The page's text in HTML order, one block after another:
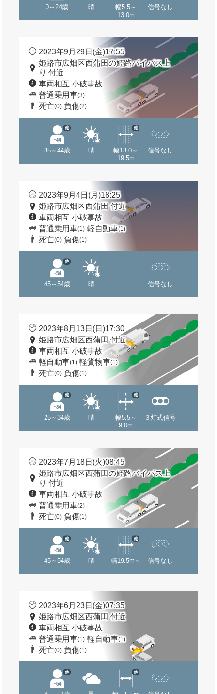
0～24歳 晴
幅5.5～
13.0m
信号なし
2023年9月29日(金)17:55
姫路市広畑区西蒲田の姫路バイパス上
り 付近
車両相互 小破事故
普通乗用車(3)
死亡(0) 負傷(2)
35～44歳
他
晴
幅13.0～
19.5m
他
信号なし
2023年9月4日(月)18:25
姫路市広畑区西蒲田 付近
車両相互 小破事故
普通乗用車(1) 軽自動車(1)
死亡(0) 負傷(1)
45～54歳
他
晴 信号なし
2023年8月13日(日)17:30
姫路市広畑区西蒲田 付近
車両相互 小破事故
軽自動車(1) 軽貨物車(1)
死亡(0) 負傷(1)
25～34歳
他
晴
幅5.5～
9.0m
他
３灯式信号
2023年7月18日(火)08:45
姫路市広畑区西蒲田の姫路バイパス上
り 付近
車両相互 小破事故
普通乗用車(2)
死亡(0) 負傷(1)
45～54歳
他
晴 幅19.5m～
他
信号なし
2023年6月23日(金)07:35
姫路市広畑区西蒲田 付近
車両相互 小破事故
普通乗用車(1) 軽自動車(1)
死亡(0) 負傷(1)
他 他